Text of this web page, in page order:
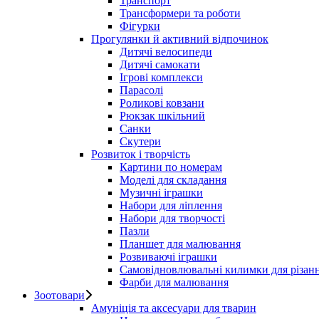
Трансформери та роботи
Фігурки
Прогулянки й активний відпочинок
Дитячі велосипеди
Дитячі самокати
Ігрові комплекси
Парасолі
Роликові ковзани
Рюкзак шкільний
Санки
Скутери
Розвиток і творчість
Картини по номерам
Моделі для складання
Музичні іграшки
Набори для ліплення
Набори для творчості
Пазли
Планшет для малювання
Розвиваючі іграшки
Самовідновлювальні килимки для
Фарби для малювання
Зоотовари
Амуніція та аксесуари для тварин